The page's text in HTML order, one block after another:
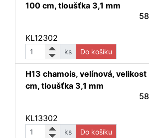
100 cm, tloušťka 3,1 mm
KL12302
ks Do košíku
H13 chamois, velínová,
cm, tloušťka 3,1 mm
KL13302
ks Do košíku